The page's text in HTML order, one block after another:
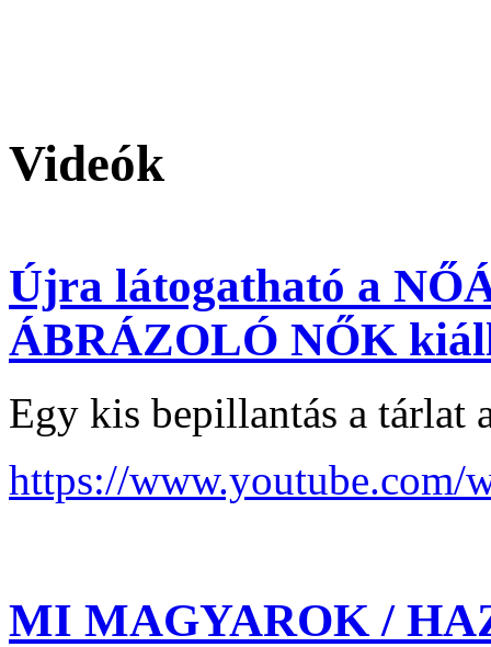
Videók
Újra látogatható a
ÁBRÁZOLÓ NŐK
Egy kis bepillantás a tárlat
https://www.youtube.com/
MI MAGYAROK /